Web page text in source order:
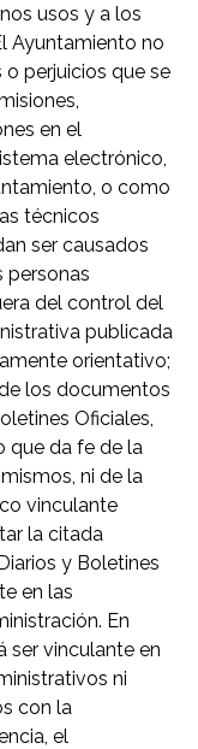
usos y a los
Ayuntamiento no
perjuicios que se
en el
electrónico,
o como
técnicos
ser causados
personas
del control del
publicada
orientativo;
los documentos
Oficiales,
que da fe de la
ni de la
vinculante
la citada
y Boletines
en las
En
ser vinculante en
ni
con la
el